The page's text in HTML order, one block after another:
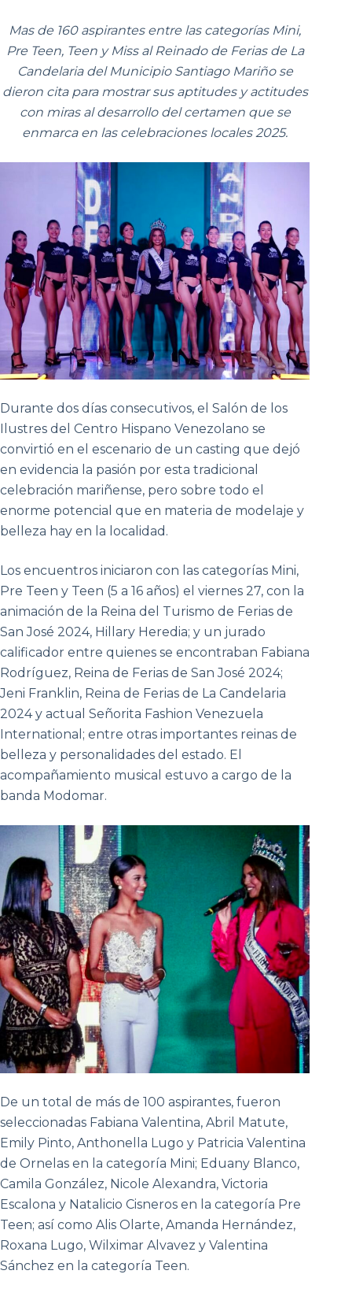
Mas de 160 aspirantes entre las categorías Mini,
Pre Teen, Teen y Miss al Reinado de Ferias de La
Candelaria del Municipio Santiago Mariño se
dieron cita para mostrar sus aptitudes y actitudes
con miras al desarrollo del certamen que se
enmarca en las celebraciones locales 2025.
Durante dos días consecutivos, el Salón de los
Ilustres del Centro Hispano Venezolano se
convirtió en el escenario de un casting que dejó
en evidencia la pasión por esta tradicional
celebración mariñense, pero sobre todo el
enorme potencial que en materia de modelaje y
belleza hay en la localidad.
Los encuentros iniciaron con las categorías Mini,
Pre Teen y Teen (5 a 16 años) el viernes 27, con la
animación de la Reina del Turismo de Ferias de
San José 2024, Hillary Heredia; y un jurado
calificador entre quienes se encontraban Fabiana
Rodríguez, Reina de Ferias de San José 2024;
Jeni Franklin, Reina de Ferias de La Candelaria
2024 y actual Señorita Fashion Venezuela
International; entre otras importantes reinas de
belleza y personalidades del estado. El
acompañamiento musical estuvo a cargo de la
banda Modomar.
De un total de más de 100 aspirantes, fueron
seleccionadas Fabiana Valentina, Abril Matute,
Emily Pinto, Anthonella Lugo y Patricia Valentina
de Ornelas en la categoría Mini; Eduany Blanco,
Camila González, Nicole Alexandra, Victoria
Escalona y Natalicio Cisneros en la categoría Pre
Teen; así como Alis Olarte, Amanda Hernández,
Roxana Lugo, Wilximar Alvavez y Valentina
Sánchez en la categoría Teen.